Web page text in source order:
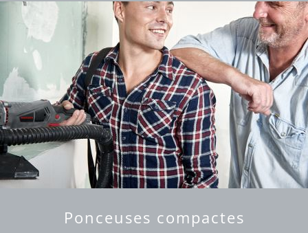
Ponceuses compactes